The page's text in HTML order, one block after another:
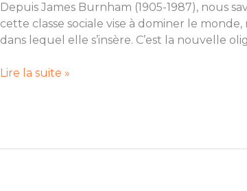
Depuis James Burnham (1905-1987), nous
cette classe sociale vise à dominer le
dans lequel elle s’insère. C’est la nouvelle
K-
manager
?
Lire la suite »